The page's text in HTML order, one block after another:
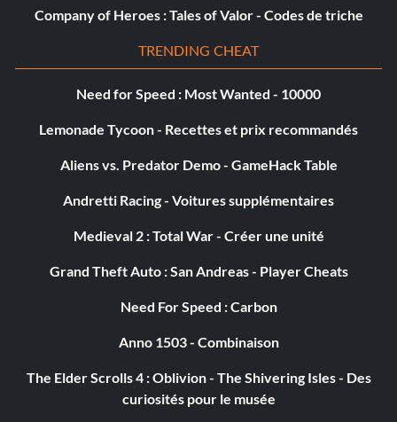
Company of Heroes : Tales of Valor - Codes de triche
TRENDING CHEAT
Need for Speed : Most Wanted - 10000
Lemonade Tycoon - Recettes et prix recommandés
Aliens vs. Predator Demo - GameHack Table
Andretti Racing - Voitures supplémentaires
Medieval 2 : Total War - Créer une unité
Grand Theft Auto : San Andreas - Player Cheats
Need For Speed : Carbon
Anno 1503 - Combinaison
The Elder Scrolls 4 : Oblivion - The Shivering Isles - Des
curiosités pour le musée